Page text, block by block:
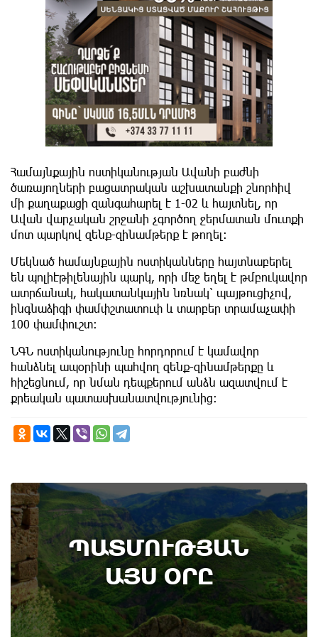
Համայնքային ոստիկանության Ավանի բաժնի
ծառայողների բացատրական աշխատանքի շնորհիվ
մի քաղաքացի զանգահարել է 1-02 և հայտնել, որ
Ավան վարչական շրջանի չգործող ջերմատան մուտքի
մոտ պարկով զենք-զինամթերք է թողել։
Մեկնած համայնքային ոստիկանները հայտնաբերել
են պոլիէթիլենային պարկ, որի մեջ եղել է թմբուկավոր
ատրճանակ, հակատանկային նռնակ՝ պայթուցիչով,
ինգնաձիգի փամփշտատուփ և տարբեր տրամաչափի
100 փամփուշտ։
ՆԳՆ ոստիկանությունը հորդորում է կամավոր
հանձնել ապօրինի պահվող զենք-զինամթերքը և
հիշեցնում, որ նման դեպքերում անձն ազատվում է
քրեական պատասխանատվությունից։
ՊԱՏՄՈՒԹՅԱՆ
ԱՅՍ ՕՐԸ
6th of August
Административный суд удовлетворил иск ААЦ
по делу монастыря Ованаванк